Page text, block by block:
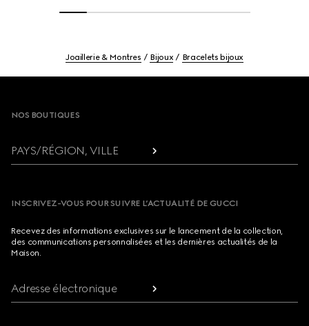
Joaillerie & Montres Bijoux Bracelets bijoux
NOS BOUTIQUES
PAYS/RÉGION, VILLE
INSCRIVEZ-VOUS POUR SUIVRE L’ACTUALITÉ DE GUCCI
Recevez des informations exclusives sur le lancement de la collection,
des communications personnalisées et les dernières actualités de la
Maison.
Adresse électronique